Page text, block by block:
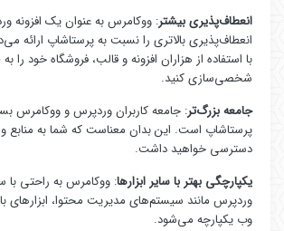
انعطاف‌پذیری بیشتر: ووکامرس به عنوان یک افزونه
انعطاف‌پذیری بالاتری را نسبت به پرستاشاپ ارائه
با استفاده از هزاران افزونه و قالب، فروشگاه خود را
شخصی‌سازی کنید.
جامعه بزرگ‌تر: جامعه کاربران وردپرس و ووکامرس
پرستاشاپ است. این بدان معناست که شما به منابع
دسترسی خواهید داشت.
یکپارچگی بهتر با سایر ابزارها: ووکامرس به راحتی با
وردپرس مانند سیستم‌های مدیریت محتوا، ابزارهای
وب یکپارچه می‌شود.